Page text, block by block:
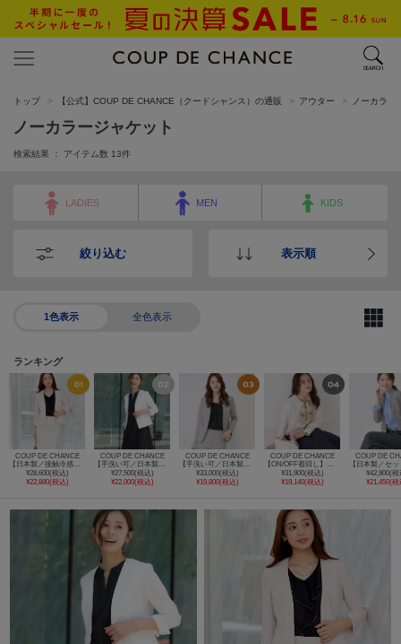
トップ 【公式】COUP DE CHANCE（クードシャンス）の通販 アウター ノーカラー
ノーカラージャケット
検索結果 ： アイテム数 13件
LADIES MEN KIDS
絞り込む 表示順
1色表示 全色表示
ランキング
COUP DE CHANCE
【日本製／接触冷感／UVケア／手洗い可】リネンライクノーカラージャケット
¥28,600(税込)
¥22,880(税込)
COUP DE CHANCE
【手洗い可／日本製／UVケア】リネンライク カラーレスジャケット
¥27,500(税込)
¥22,000(税込)
COUP DE CHANCE
【手洗い可／日本製／スーツ可】美シルエット カラーレスジャケット
¥33,000(税込)
¥19,800(税込)
COUP DE CHANCE
【ON/OFF着回し】カラーツイードジャケット
¥31,900(税込)
¥19,140(税込)
COUP DE
¥42,900(税
¥21,450(税